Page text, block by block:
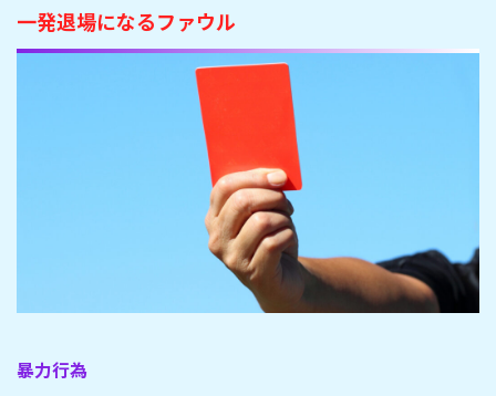
一発退場になるファウル
暴力行為